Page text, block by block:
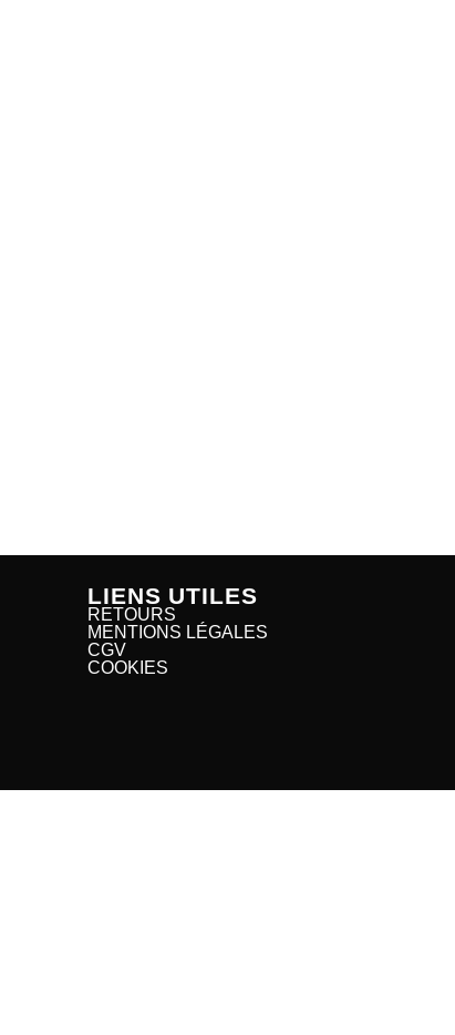
LIENS UTILES
RETOURS
MENTIONS LÉGALES
CGV
COOKIES